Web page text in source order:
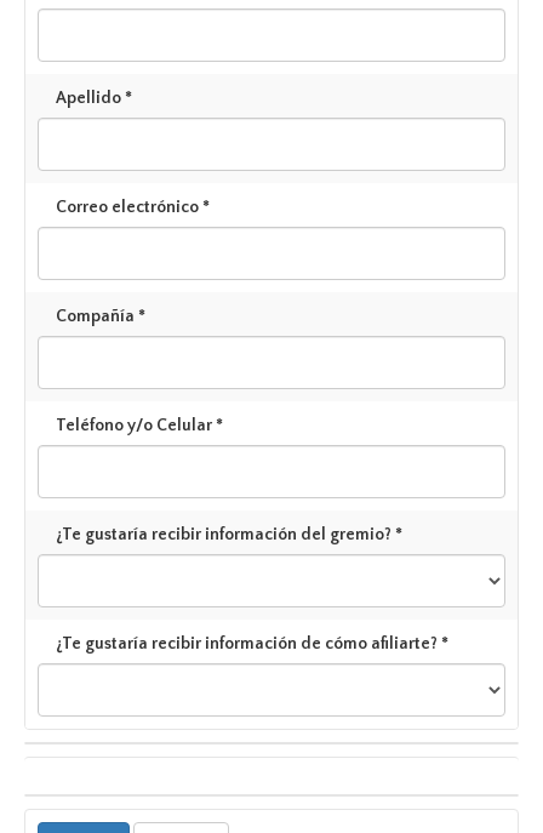
Apellido *
Correo electrónico *
Compañía *
Teléfono y/o Celular *
¿Te gustaría recibir información del gremio? *
¿Te gustaría recibir información de cómo afiliarte? *